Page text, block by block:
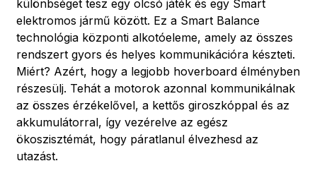
különbséget tesz egy olcsó játék és egy Smart
elektromos jármű között. Ez a Smart Balance
technológia központi alkotóeleme, amely az összes
rendszert gyors és helyes kommunikációra készteti.
Miért? Azért, hogy a legjobb hoverboard élményben
részesülj. Tehát a motorok azonnal kommunikálnak
az összes érzékelővel, a kettős giroszkóppal és az
akkumulátorral, így vezérelve az egész
ökoszisztémát, hogy páratlanul élvezhesd az
utazást.